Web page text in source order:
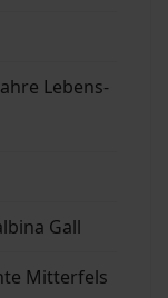
Lebens-
Gall
Mitterfels